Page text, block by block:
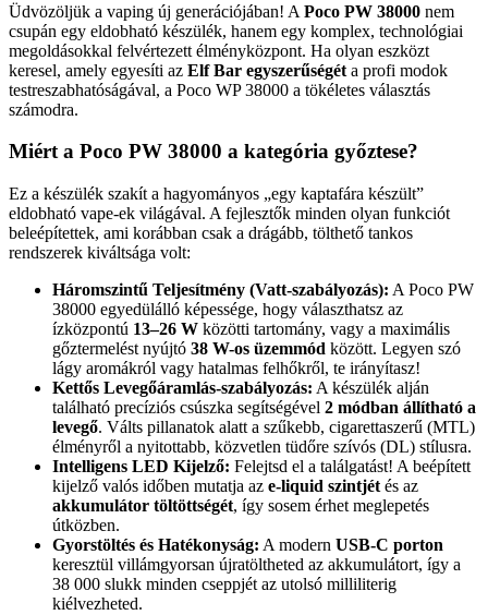
Üdvözöljük a vaping új generációjában! A Poco PW 38000 nem
csupán egy eldobható készülék, hanem egy komplex, technológiai
megoldásokkal felvértezett élményközpont. Ha olyan eszközt
keresel, amely egyesíti az Elf Bar egyszerűségét a profi modok
testreszabhatóságával, a Poco WP 38000 a tökéletes választás
számodra.
Miért a Poco PW 38000 a kategória győztese?
Ez a készülék szakít a hagyományos „egy kaptafára készült”
eldobható vape-ek világával. A fejlesztők minden olyan funkciót
beleépítettek, ami korábban csak a drágább, tölthető tankos
rendszerek kiváltsága volt:
Háromszintű Teljesítmény (Vatt-szabályozás): A Poco PW
38000 egyedülálló képessége, hogy választhatsz az
ízközpontú 13–26 W közötti tartomány, vagy a maximális
gőztermelést nyújtó 38 W-os üzemmód között. Legyen szó
lágy aromákról vagy hatalmas felhőkről, te irányítasz!
Kettős Levegőáramlás-szabályozás: A készülék alján
található precíziós csúszka segítségével 2 módban állítható a
levegő. Válts pillanatok alatt a szűkebb, cigarettaszerű (MTL)
élményről a nyitottabb, közvetlen tüdőre szívós (DL) stílusra.
Intelligens LED Kijelző: Felejtsd el a találgatást! A beépített
kijelző valós időben mutatja az e-liquid szintjét és az
akkumulátor töltöttségét, így sosem érhet meglepetés
útközben.
Gyorstöltés és Hatékonyság: A modern USB-C porton
keresztül villámgyorsan újratöltheted az akkumulátort, így a
38 000 slukk minden cseppjét az utolsó milliliterig
kiélvezheted.